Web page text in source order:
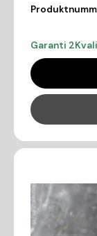
Garanti 2